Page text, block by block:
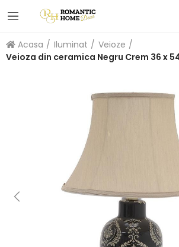
Acasa Iluminat
Veioze
Veioza din ceramica Negru Crem 36 x